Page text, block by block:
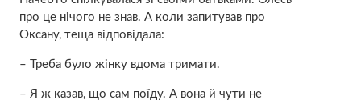
про це нічого не знав. А коли запитував про
Оксану, теща відповідала:
– Треба було жінку вдома тримати.
– Я ж казав, що сам поїду. А вона й чути не